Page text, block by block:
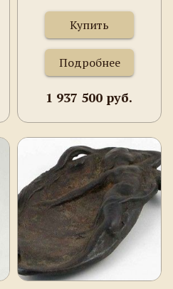
Купить
Подробнее
1 937 500 руб.